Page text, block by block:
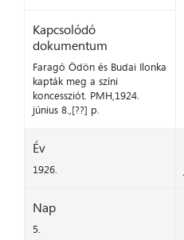
Kapcsolódó
dokumentum
Faragó Ödön és Budai Ilonka
kapták meg a színi
koncessziót. PMH,1924.
június 8.,[??] p.
Év
1926.
Nap
5.